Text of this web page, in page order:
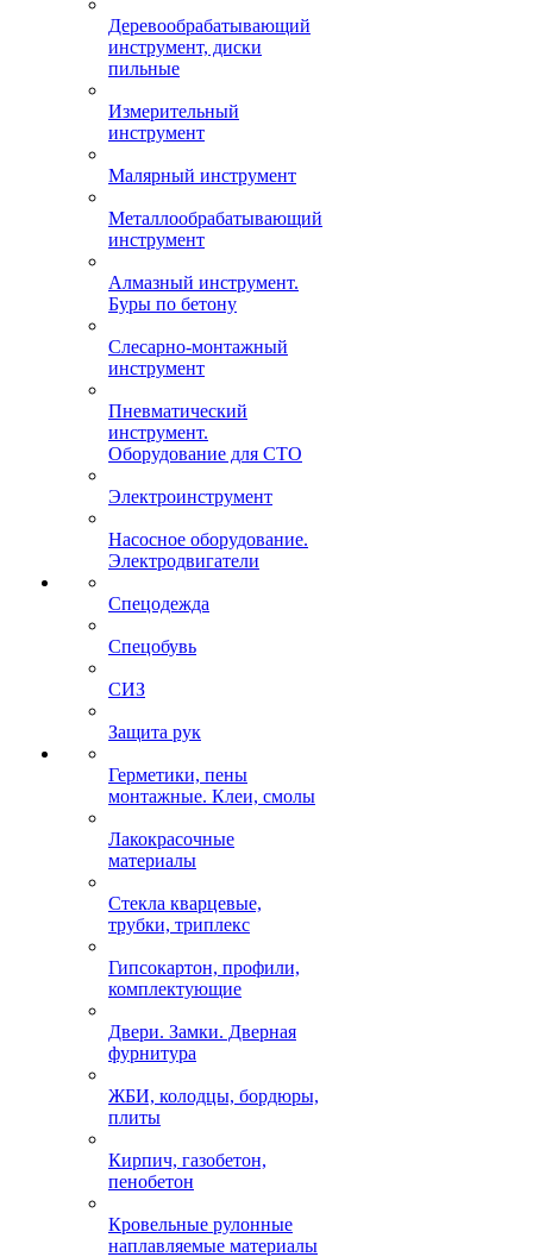
Деревообрабатывающий
инструмент, диски
пильные
Измерительный
инструмент
Малярный инструмент
Металлообрабатывающий
инструмент
Алмазный инструмент.
Буры по бетону
Слесарно-монтажный
инструмент
Пневматический
инструмент.
Оборудование для СТО
Электроинструмент
Насосное оборудование.
Электродвигатели
Спецодежда
Спецобувь
СИЗ
Защита рук
Герметики, пены
монтажные. Клеи, смолы
Лакокрасочные
материалы
Стекла кварцевые,
трубки, триплекс
Гипсокартон, профили,
комплектующие
Двери. Замки. Дверная
фурнитура
ЖБИ, колодцы, бордюры,
плиты
Кирпич, газобетон,
пенобетон
Кровельные рулонные
наплавляемые материалы